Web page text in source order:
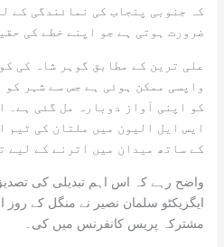
کہ جنوبی پنجاب کی نمائندگی کے
ضرورت ہوتی ہے جو اپنے خطے کی
علی ترین کے مطابق گوہر شاہ کی
واپسی ممکن ہوئی ہے جس سے شہر
کو اپنی آواز دوبارہ مل گئی ہے۔
ایس ایل الیون میں ملتان کی ٹیم
کے ساتھ میدان میں اترنے کے لیے
واضح رہے کہ اس اہم تبدیلی کی
ایگزیکٹو سلمان نصیر نے منگل کے روز
مشترکہ پریس کانفرنس میں کی۔